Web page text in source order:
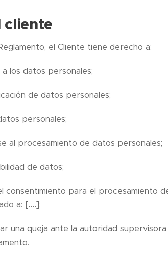
cliente
el Cliente tiene derecho a:
los datos personales;
de datos personales;
personales;
al procesamiento de datos personales;
de datos;
consentimiento para el procesamiento
a: [….];
una queja ante la autoridad